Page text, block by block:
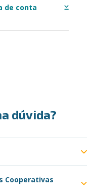
de conta
dúvida?
Cooperativas